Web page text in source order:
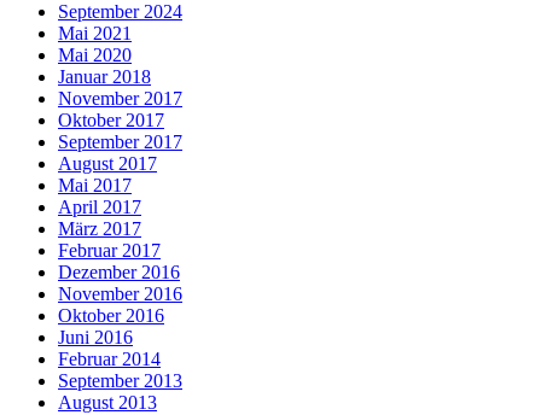
September 2024
Mai 2021
Mai 2020
Januar 2018
November 2017
Oktober 2017
September 2017
August 2017
Mai 2017
April 2017
März 2017
Februar 2017
Dezember 2016
November 2016
Oktober 2016
Juni 2016
Februar 2014
September 2013
August 2013